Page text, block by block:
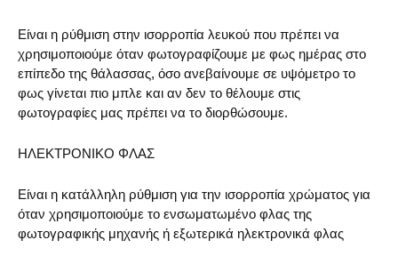
Είναι η ρύθμιση στην ισορροπία λευκού που πρέπει να
χρησιμοποιούμε όταν φωτογραφίζουμε με φως ημέρας στο
επίπεδο της θάλασσας, όσο ανεβαίνουμε σε υψόμετρο το
φως γίνεται πιο μπλε και αν δεν το θέλουμε στις
φωτογραφίες μας πρέπει να το διορθώσουμε.
ΗΛΕΚΤΡΟΝΙΚΟ ΦΛΑΣ
Είναι η κατάλληλη ρύθμιση για την ισορροπία χρώματος για
όταν χρησιμοποιούμε το ενσωματωμένο φλας της
φωτογραφικής μηχανής ή εξωτερικά ηλεκτρονικά φλας